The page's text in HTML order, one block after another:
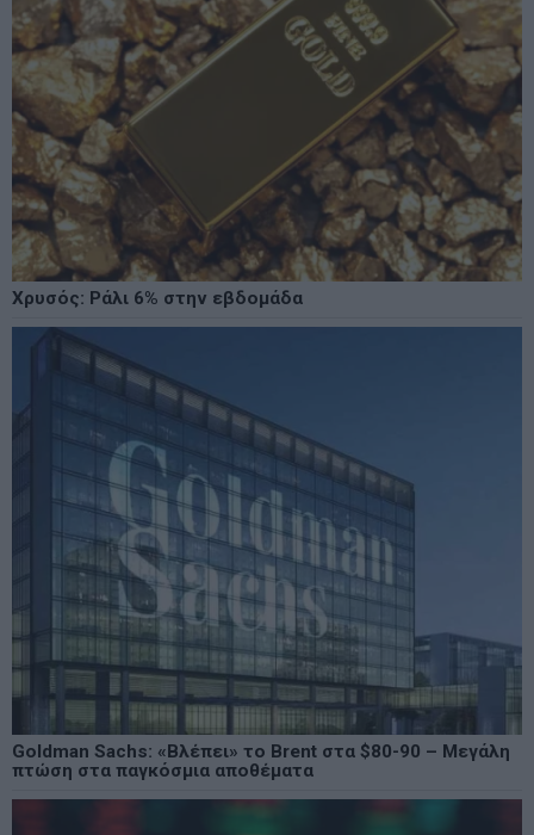
Χρυσός: Ράλι 6% στην εβδομάδα
Goldman Sachs: «Βλέπει» το Brent στα $80-90 – Μεγάλη
πτώση στα παγκόσμια αποθέματα